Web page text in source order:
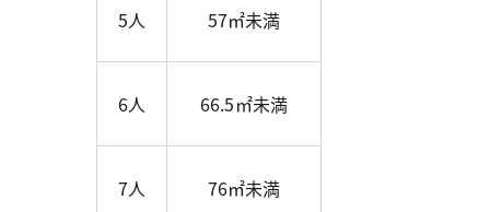
5人 57㎡未満
6人 66.5㎡未満
7人 76㎡未満